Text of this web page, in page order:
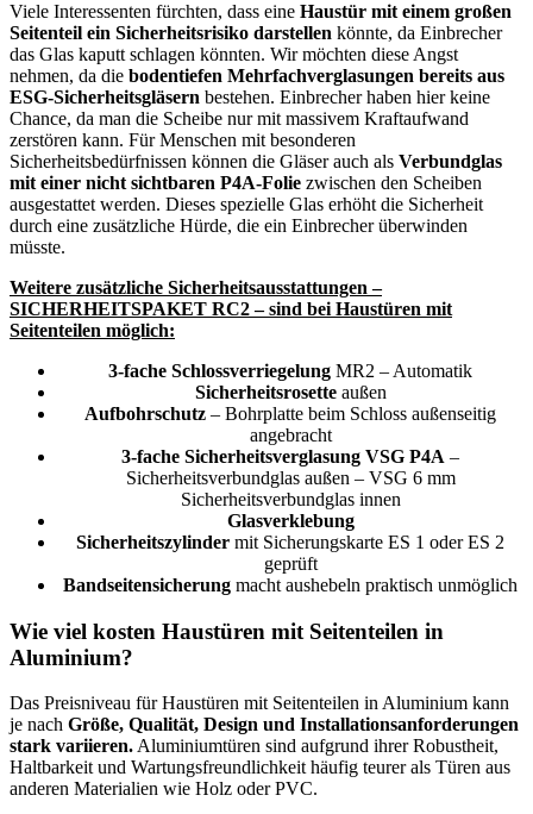
Viele Interessenten fürchten, dass eine Haustür mit einem großen
Seitenteil ein Sicherheitsrisiko darstellen könnte, da Einbrecher
das Glas kaputt schlagen könnten. Wir möchten diese Angst
nehmen, da die bodentiefen Mehrfachverglasungen bereits aus
ESG-Sicherheitsgläsern bestehen. Einbrecher haben hier keine
Chance, da man die Scheibe nur mit massivem Kraftaufwand
zerstören kann. Für Menschen mit besonderen
Sicherheitsbedürfnissen können die Gläser auch als Verbundglas
mit einer nicht sichtbaren P4A-Folie zwischen den Scheiben
ausgestattet werden. Dieses spezielle Glas erhöht die Sicherheit
durch eine zusätzliche Hürde, die ein Einbrecher überwinden
müsste.
Weitere zusätzliche Sicherheitsausstattungen –
SICHERHEITSPAKET RC2 – sind bei Haustüren mit
Seitenteilen möglich:
3-fache Schlossverriegelung MR2 – Automatik
Sicherheitsrosetteaußen
Aufbohrschutz – Bohrplatte beim Schloss außenseitig
angebracht
3-fache Sicherheitsverglasung VSG P4A –
Sicherheitsverbundglas außen – VSG 6 mm
Sicherheitsverbundglas innen
Glasverklebung
Sicherheitszylinder mit Sicherungskarte ES 1 oder ES 2
geprüft
Bandseitensicherung macht aushebeln praktisch unmöglich
Wie viel kosten Haustüren mit Seitenteilen in
Aluminium?
Das Preisniveau für Haustüren mit Seitenteilen in Aluminium kann
je nach Größe, Qualität, Design und Installationsanforderungen
stark variieren.Aluminiumtüren sind aufgrund ihrer Robustheit,
Haltbarkeit und Wartungsfreundlichkeit häufig teurer als Türen aus
anderen Materialien wie Holz oder PVC.